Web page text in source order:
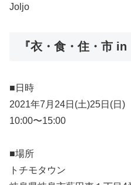
Joljo
『衣・食・住・市 in
■日時
2021年7月24日(土)25日(日)
10:00〜15:00
■場所
トチモタウン